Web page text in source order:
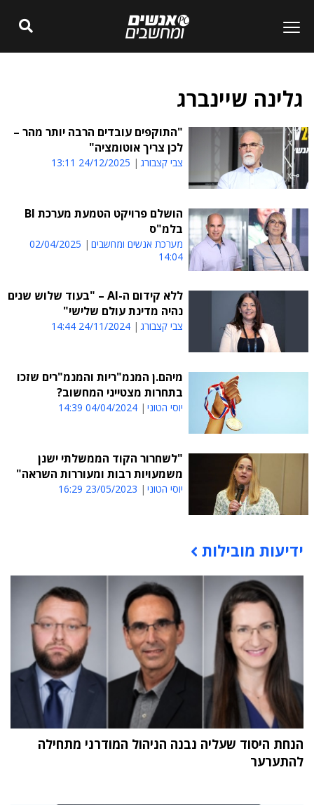
גלינה שיינברג
"התוקפים עובדים הרבה יותר מהר –
לכן צריך אוטומציה"
צבי קצבורג 24/12/2025 13:11
הושלם פרויקט הטמעת מערכת BI
בלמ"ס
מערכת אנשים ומחשבים
02/04/2025
14:04
ללא קידום ה-AI – "בעוד שלוש שנים
נהיה מדינת עולם שלישי"
צבי קצבורג 24/11/2024 14:44
מיהם.ן המנמ"ריות והמנמ"רים שזכו
בתחרות מצטייני המחשוב?
יוסי הטוני 04/04/2024 14:39
"לשחרור הקוד הממשלתי ישנן
משמעויות רבות ומעוררות השראה"
יוסי הטוני 23/05/2023 16:29
תוכן פרסומי
ידיעות מובילות
הנחת היסוד שעליה נבנה הניהול המודרני מתחילה
להתערער